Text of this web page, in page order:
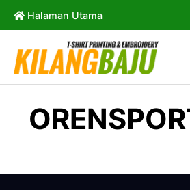
Halaman Utama